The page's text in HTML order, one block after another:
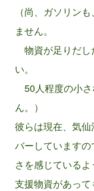
（尚、ガソリン
ません。
物資が足りだし
い。
50人程度の小
ん。）
彼らは現在、気
バーしています
さを感じているよ
支援物資があって